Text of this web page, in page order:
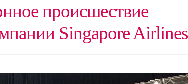
происшествие
Singapore Airlines